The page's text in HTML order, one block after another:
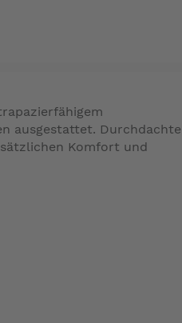
ausgestattet. Durchdachte
Komfort und